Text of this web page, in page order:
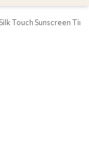
Touch Sunscreen